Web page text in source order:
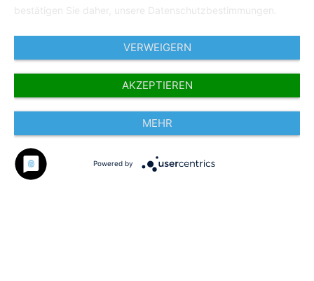
bestätigen Sie daher, unsere Datenschutzbestimmungen.
VERWEIGERN
AKZEPTIEREN
MEHR
Powered by